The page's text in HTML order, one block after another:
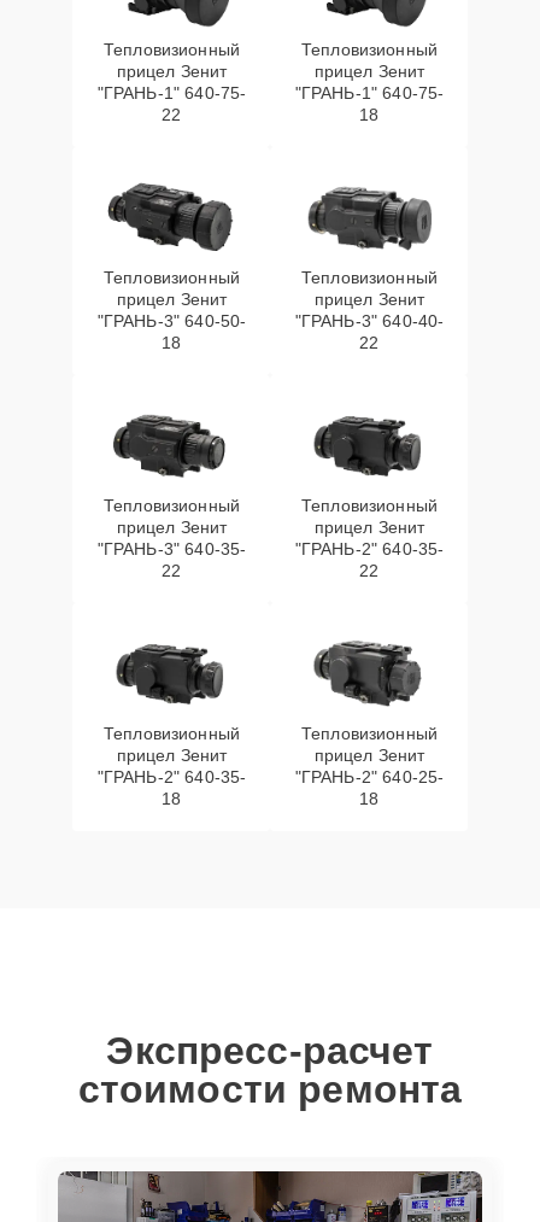
Тепловизионный
прицел Зенит
"ГРАНЬ-1" 640-75-
22
Тепловизионный
прицел Зенит
"ГРАНЬ-1" 640-75-
18
Тепловизионный
прицел Зенит
"ГРАНЬ-3" 640-50-
18
Тепловизионный
прицел Зенит
"ГРАНЬ-3" 640-40-
22
Тепловизионный
прицел Зенит
"ГРАНЬ-3" 640-35-
22
Тепловизионный
прицел Зенит
"ГРАНЬ-2" 640-35-
22
Тепловизионный
прицел Зенит
"ГРАНЬ-2" 640-35-
18
Тепловизионный
прицел Зенит
"ГРАНЬ-2" 640-25-
18
Экспресс-расчет
стоимости ремонта